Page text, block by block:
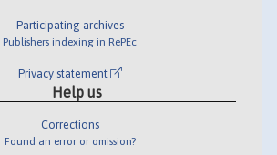
Participating archives
Publishers indexing in RePEc
Privacy statement
Help us
Corrections
Found an error or omission?